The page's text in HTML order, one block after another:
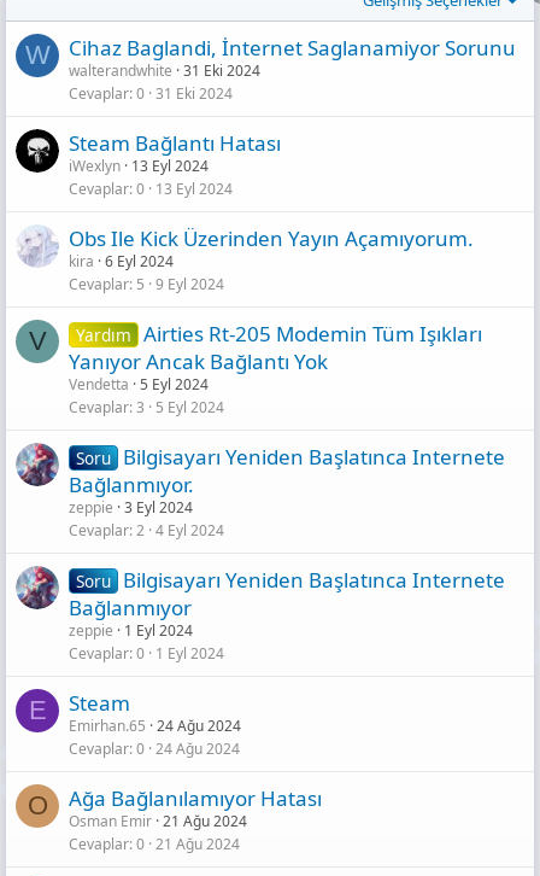
W Ci̇haz Baglandi, İnternet Saglanamiyor Sorunu
walterandwhite 31 Eki 2024
Cevaplar 0 31 Eki 2024
Steam Bağlantı Hatası
iWexlyn 13 Eyl 2024
Cevaplar 0 13 Eyl 2024
Obs Ile Kick Üzerinden Yayın Açamıyorum.
kira 6 Eyl 2024
Cevaplar 5 9 Eyl 2024
V Yardım Airties Rt-205 Modemin Tüm Işıkları
Yanıyor Ancak Bağlantı Yok
Vendetta 5 Eyl 2024
Cevaplar 3 5 Eyl 2024
Soru Bilgisayarı Yeniden Başlatınca Internete
Bağlanmıyor.
zeppie 3 Eyl 2024
Cevaplar 2 4 Eyl 2024
Soru Bilgisayarı Yeniden Başlatınca Internete
Bağlanmıyor
zeppie
1 Eyl 2024
Cevaplar 0 1 Eyl 2024
E Steam
Emirhan.65 24 Ağu 2024
Cevaplar 0 24 Ağu 2024
O Ağa Bağlanılamıyor Hatası
Osman Emir 21 Ağu 2024
Cevaplar 0 21 Ağu 2024